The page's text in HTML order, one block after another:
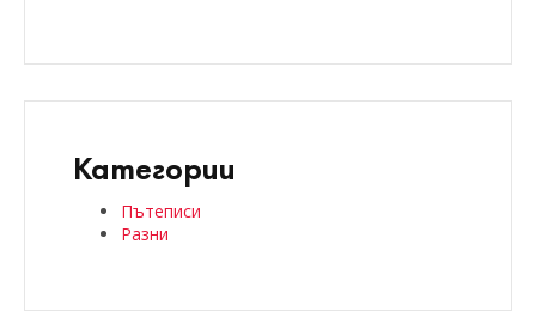
Категории
Пътеписи
Разни